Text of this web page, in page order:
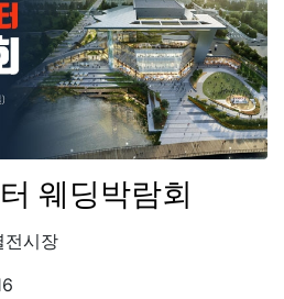
웨딩박람회
전시장